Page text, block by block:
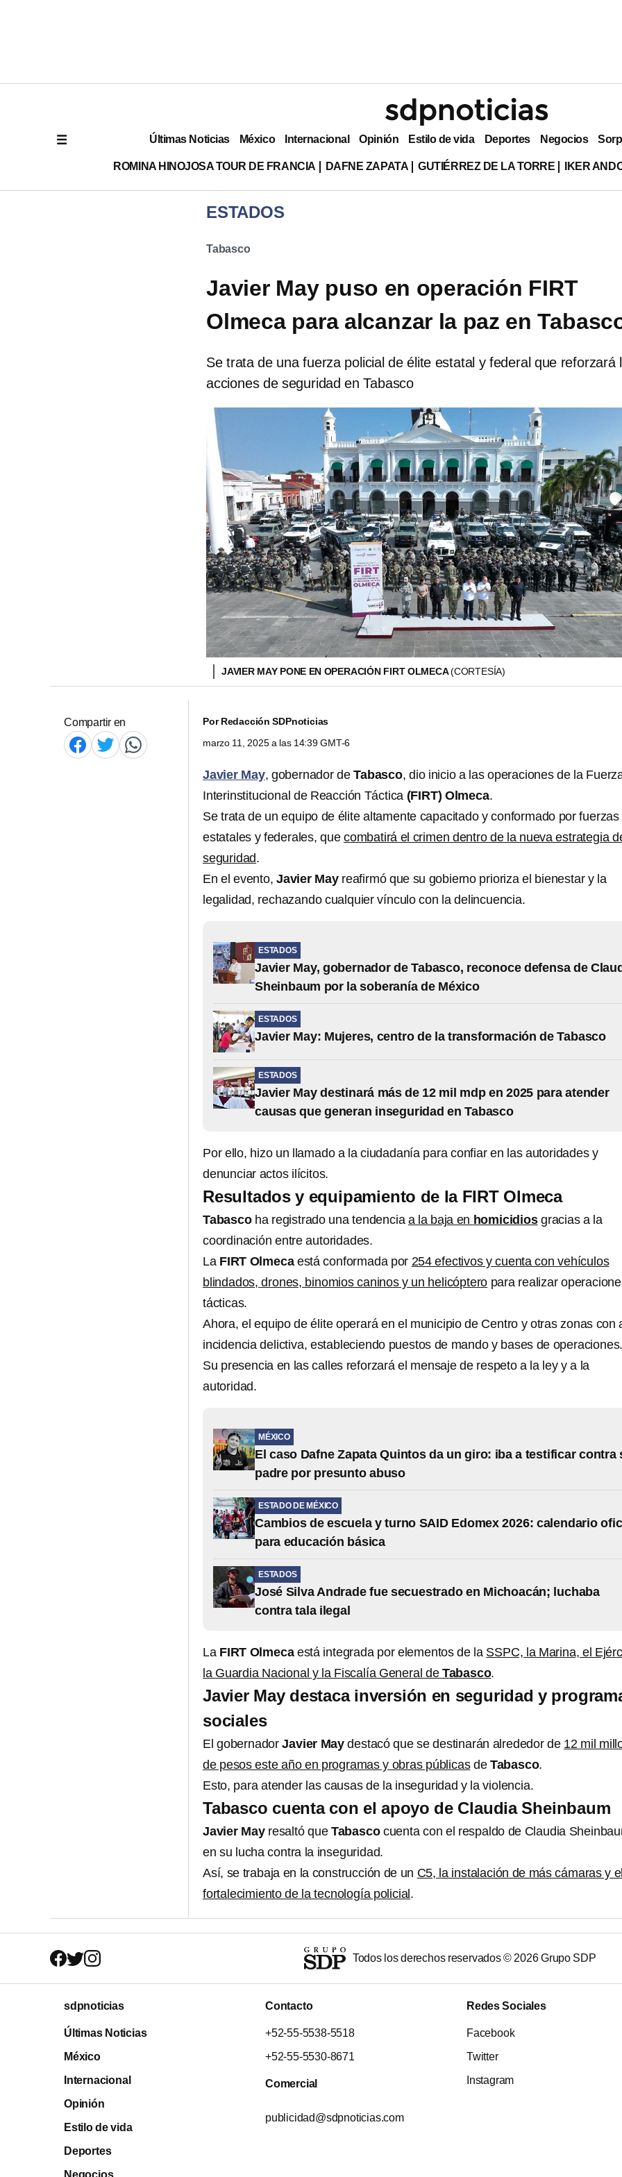
Últimas Noticias México Internacional Opinión Estilo de vida Deportes Negocios
ROMINA HINOJOSA TOUR DE FRANCIA DAFNE ZAPATA GUTIÉRREZ DE LA TORRE IKER
ESTADOS
Tabasco
Javier May puso en operación FIRT
Olmeca para alcanzar la paz en
Se trata de una fuerza policial de élite estatal y federal que reforzará
acciones de seguridad en Tabasco
JAVIER MAY PONE EN OPERACIÓN FIRT OLMECA(CORTESÍA)
Compartir en PorRedacción SDPnoticias
marzo 11, 2025 a las 14:39 GMT-6
Javier May, gobernador deTabasco, dio inicio a las operaciones de la
Interinstitucional de Reacción Táctica (FIRT) Olmeca.
Se trata de un equipo de élite altamente capacitado y conformado por fuerzas
estatales y federales, quecombatirá el crimen dentro de la nueva estrategia
seguridad.
En el evento, Javier Mayreafirmó que su gobierno prioriza el bienestar y la
legalidad, rechazando cualquier vínculo con la delincuencia.
ESTADOS
Javier May, gobernador de Tabasco, reconoce defensa de
Sheinbaum por la soberanía de México
ESTADOS
Javier May: Mujeres, centro de la transformación de Tabasco
ESTADOS
Javier May destinará más de 12 mil mdp en 2025 para atender
causas que generan inseguridad en Tabasco
Por ello, hizo un llamado a la ciudadanía para confiar en las autoridades y
denunciar actos ilícitos.
Resultados y equipamiento de la FIRT Olmeca
Tabascoha registrado una tendencia a la baja en homicidiosgracias a la
coordinación entre autoridades.
La FIRT Olmecaestá conformada por 254 efectivos y cuenta con vehículos
blindados, drones, binomios caninos y un helicóptero para realizar
tácticas.
Ahora, el equipo de élite operará en el municipio de Centro y otras zonas con
incidencia delictiva, estableciendo puestos de mando y bases de
Su presencia en las calles reforzará el mensaje de respeto a la ley y a la
autoridad.
MÉXICO
El caso Dafne Zapata Quintos da un giro: iba a testificar contra
padre por presunto abuso
ESTADO DE MÉXICO
Cambios de escuela y turno SAID Edomex 2026: calendario
para educación básica
ESTADOS
José Silva Andrade fue secuestrado en Michoacán; luchaba
contra tala ilegal
La FIRT Olmecaestá integrada por elementos de la SSPC, la Marina, el
la Guardia Nacional y la Fiscalía General de Tabasco.
Javier May destaca inversión en seguridad y
sociales
El gobernadorJavier May destacó que se destinarán alrededor de 12 mil
de pesos este año en programas y obras públicasde Tabasco.
Esto, para atender las causas de la inseguridad y la violencia.
Tabasco cuenta con el apoyo de Claudia Sheinbaum
Javier Mayresaltó que Tabascocuenta con el respaldo de Claudia
en su lucha contra la inseguridad.
Así, se trabaja en la construcción de un C5, la instalación de más cámaras y
fortalecimiento de la tecnología policial .
Todos los derechos reservados © 2026Grupo SDP
sdpnoticias
Últimas Noticias
México
Internacional
Opinión
Estilo de vida
Deportes
Contacto
+52-55-5538-5518
+52-55-5530-8671
Comercial
publicidad@sdpnoticias.com
Redes Sociales
Facebook
Twitter
Instagram